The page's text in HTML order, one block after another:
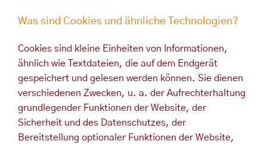
Was sind Cookies und ähnliche Technologien?
Cookies sind kleine Einheiten von Informationen,
ähnlich wie Textdateien, die auf dem Endgerät
gespeichert und gelesen werden können. Sie dienen
verschiedenen Zwecken, u. a. der Aufrechterhaltung
grundlegender Funktionen der Website, der
Sicherheit und des Datenschutzes, der
Bereitstellung optionaler Funktionen der Website,